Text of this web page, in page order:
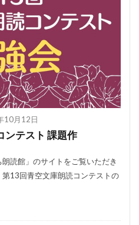
10月12日
テスト 課題作
読館」のサイトをご覧いただき
13回青空文庫朗読コンテストの